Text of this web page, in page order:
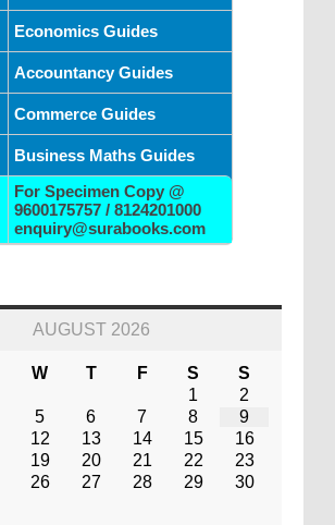
Economics Guides
Accountancy Guides
Commerce Guides
Business Maths Guides
For Specimen Copy @
9600175757 / 8124201000
enquiry@surabooks.com
AUGUST 2026
W T F S
S
1
2
5 6 7 8
9
12 13 14 15
16
19 20 21 22
23
26 27 28 29
30